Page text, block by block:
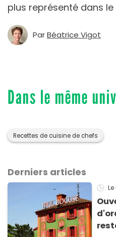
plus représenté dans le
ParBéatrice Vigot
Dans le même
Recettes de cuisine de chefs
Derniers articles